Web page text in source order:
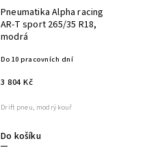
Pneumatika Alpha racing
AR-T sport 265/35 R18,
modrá
Do 10 pracovních dní
3 804 Kč
Do košíku
Drift pneu, modrý kouř